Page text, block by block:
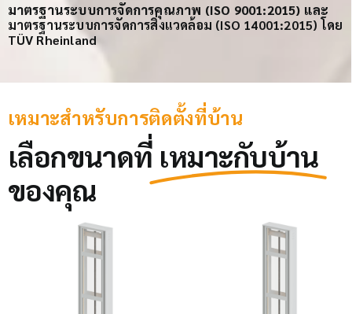
มาตรฐานระบบการจัดการคุณภาพ (ISO 9001:2015) และ
มาตรฐานระบบการจัดการสิ่งแวดล้อม (ISO 14001:2015) โดย
TÜV Rheinland
เหมาะสำหรับการติดตั้งที่บ้าน
เลือกขนาดที่ เหมาะกับบ้าน
ของคุณ